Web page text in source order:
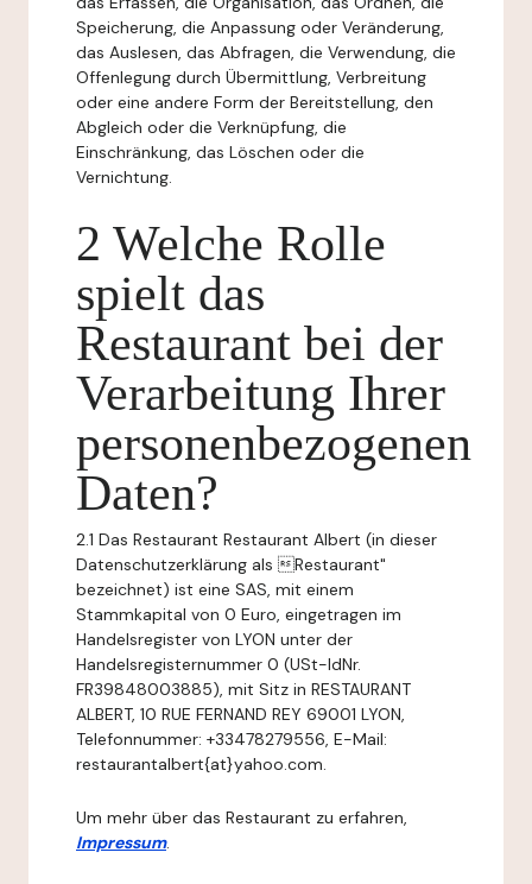
Speicherung, die Anpassung oder Veränderung,
das Auslesen, das Abfragen, die Verwendung, die
Offenlegung durch Übermittlung, Verbreitung
oder eine andere Form der Bereitstellung, den
Abgleich oder die Verknüpfung, die
Einschränkung, das Löschen oder die
Vernichtung.
2 Welche Rolle
spielt das
Restaurant bei der
Verarbeitung Ihrer
personenbezogenen
Daten?
2.1 Das Restaurant Restaurant Albert (in dieser
Datenschutzerklärung als Restaurant"
bezeichnet) ist eine SAS, mit einem
Stammkapital von 0 Euro, eingetragen im
Handelsregister von LYON unter der
Handelsregisternummer 0 (USt-IdNr.
FR39848003885), mit Sitz in RESTAURANT
ALBERT, 10 RUE FERNAND REY 69001 LYON,
Telefonnummer: +33478279556, E-Mail:
restaurantalbert{at}yahoo.com.
Um mehr über das Restaurant zu erfahren,
Impressum.